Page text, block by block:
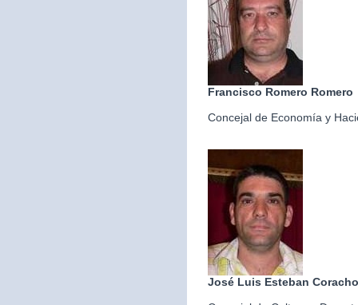
Francisco Romero Romero
Concejal de Economía y
José Luis Esteban Coracho